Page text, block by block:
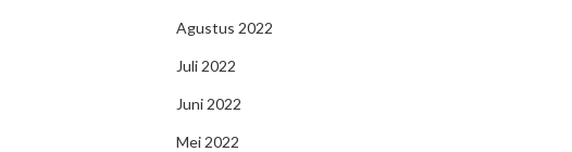
Agustus 2022
Juli 2022
Juni 2022
Mei 2022